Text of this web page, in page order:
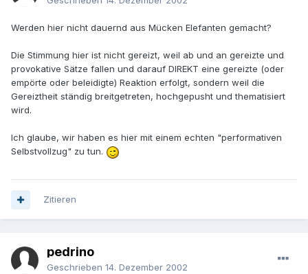
Werden hier nicht dauernd aus Mücken Elefanten gemacht?
Die Stimmung hier ist nicht gereizt, weil ab und an gereizte und
provokative Sätze fallen und darauf DIREKT eine gereizte (oder
empörte oder beleidigte) Reaktion erfolgt, sondern weil die
Gereiztheit ständig breitgetreten, hochgepusht und thematisiert
wird.
Ich glaube, wir haben es hier mit einem echten "performativen
Selbstvollzug" zu tun.
Zitieren
pedrino
Geschrieben 14. Dezember 2002